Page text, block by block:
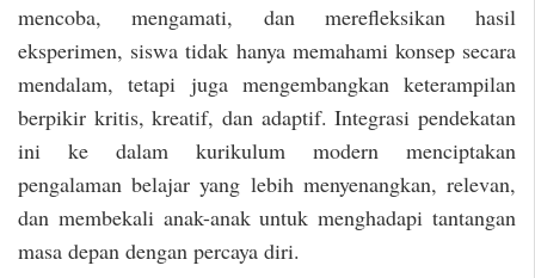
mencoba, mengamati, dan merefleksikan hasil
eksperimen, siswa tidak hanya memahami konsep secara
mendalam, tetapi juga mengembangkan keterampilan
berpikir kritis, kreatif, dan adaptif. Integrasi pendekatan
ini ke dalam kurikulum modern menciptakan
pengalaman belajar yang lebih menyenangkan, relevan,
dan membekali anak-anak untuk menghadapi tantangan
masa depan dengan percaya diri.